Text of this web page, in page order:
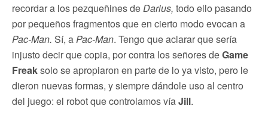
recordar a los pezqueñines deDarius, todo ello pasando
por pequeños fragmentos que en cierto modo evocan a
Pac-Man. Sí, aPac-Man. Tengo que aclarar que sería
injusto decir que copia, por contra los señores deGame
Freaksolo se apropiaron en parte de lo ya visto, pero le
dieron nuevas formas, y siempre dándole uso al centro
del juego: el robot que controlamos víaJill.